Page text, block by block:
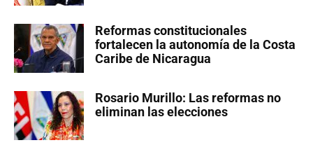
Reformas constitucionales
fortalecen la autonomía de la Costa
Caribe de Nicaragua
Rosario Murillo: Las reformas no
eliminan las elecciones